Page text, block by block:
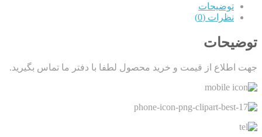
توضیحات
نظرات (0)
توضیحات
جهت اطلاع از قیمت و خرید محصول لطفا با دفتر ما تماس بگیرید.